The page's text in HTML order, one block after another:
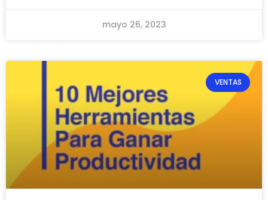
mayo 26, 2023
VENTAS